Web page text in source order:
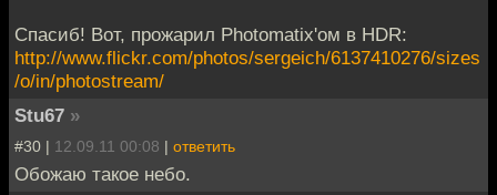
Спасиб! Вот, прожарил Photomatix'ом в HDR:
http://www.flickr.com/photos/sergeich/6137410276/sizes
/o/in/photostream/
Stu67 »
#30 | 12.09.11 00:08 | ответить
Обожаю такое небо.